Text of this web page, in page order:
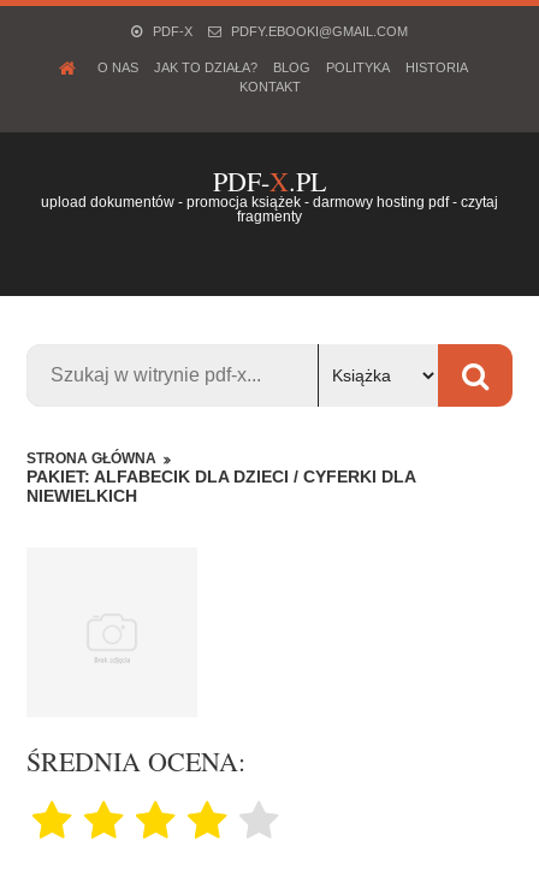
PDF-X PDFY.EBOOKI@GMAIL.COM
O NAS JAK TO DZIAŁA? BLOG POLITYKA
HISTORIA
KONTAKT
PDF-X.PL
upload dokumentów - promocja książek - darmowy hosting pdf - czytaj
fragmenty
STRONA GŁÓWNA
PAKIET: ALFABECIK DLA DZIECI / CYFERKI DLA
NIEWIELKICH
ŚREDNIA OCENA: